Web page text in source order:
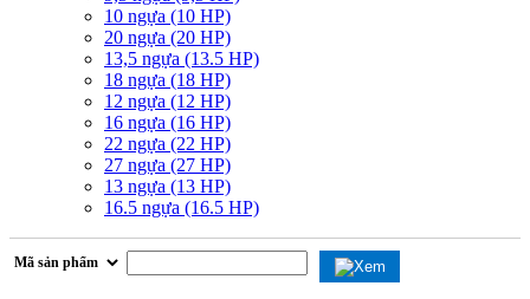
10 ngựa (10 HP)
20 ngựa (20 HP)
13,5 ngựa (13.5 HP)
18 ngựa (18 HP)
12 ngựa (12 HP)
16 ngựa (16 HP)
22 ngựa (22 HP)
27 ngựa (27 HP)
13 ngựa (13 HP)
16.5 ngựa (16.5 HP)